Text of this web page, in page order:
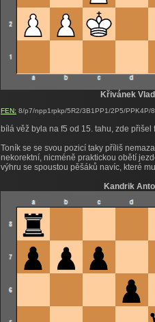
Křivánek
FEN: 8/p7/npp1rpkp/5R2/3B1PP1/2P5/PPK4P/
bílá věž byla na f5 od 15. tahu, zde
Toník se se svou pozicí taky příliš
nekorektní, nicméně praktickou obětí
výhru se spoustou pěšáků navíc, které
Kandrik